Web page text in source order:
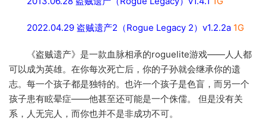
2022.04.29 盗贼遗产2（Rogue Legacy 2）v1.2.2a 1G
《盗贼遗产》是一款血脉相承的roguelite游戏——人人都
可以成为英雄。在你每次死亡后，你的子孙就会继承你的遗
志。每一个孩子都是独特的。也许一个孩子是色盲，而另一个
孩子患有眩晕症——他甚至还可能是一个侏儒。 但是没有关
系，人无完人，而你也并不是非成功不可。